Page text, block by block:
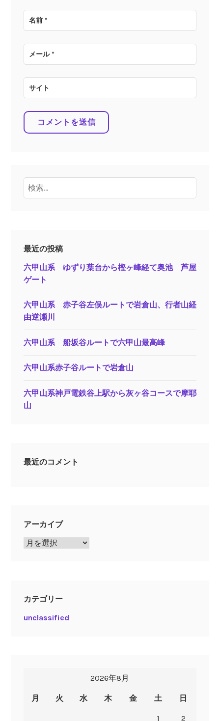
名前*
メール*
サイト
検
索:
最近の投稿
六甲山系 ゆずり葉台から樫ヶ峰経て奥池 芦屋
ゲート
六甲山系 赤子谷左俣ルートで岩倉山、行者山経
由逆瀬川
六甲山系 船坂谷ルートで六甲山最高峰
六甲山系赤子谷ルートで岩倉山
六甲山系神戸電鉄谷上駅から灰ヶ谷コースで摩耶
山
最近のコメント
アーカイブ
ア
カテゴリー
unclassified
2026年8月
月 火 水 木 金 土 日
1 2